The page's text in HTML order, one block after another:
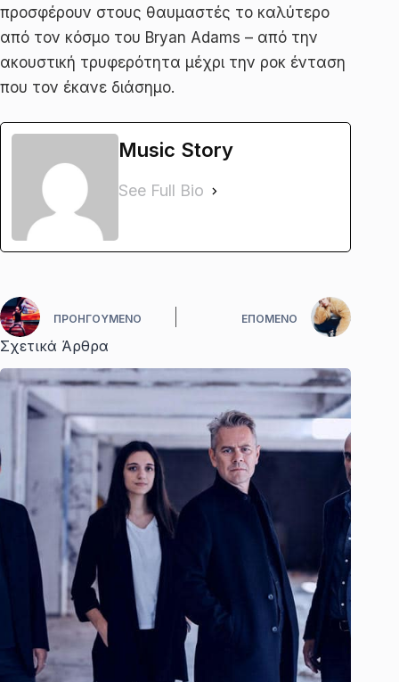
προσφέρουν στους θαυμαστές το καλύτερο
από τον κόσμο του Bryan Adams – από την
ακουστική τρυφερότητα μέχρι την ροκ ένταση
που τον έκανε διάσημο.
Music Story
See Full Bio
ΠΡΟΗΓΟΎΜΕΝΟ ΕΠΌΜΕΝΟ
Σχετικά Άρθρα